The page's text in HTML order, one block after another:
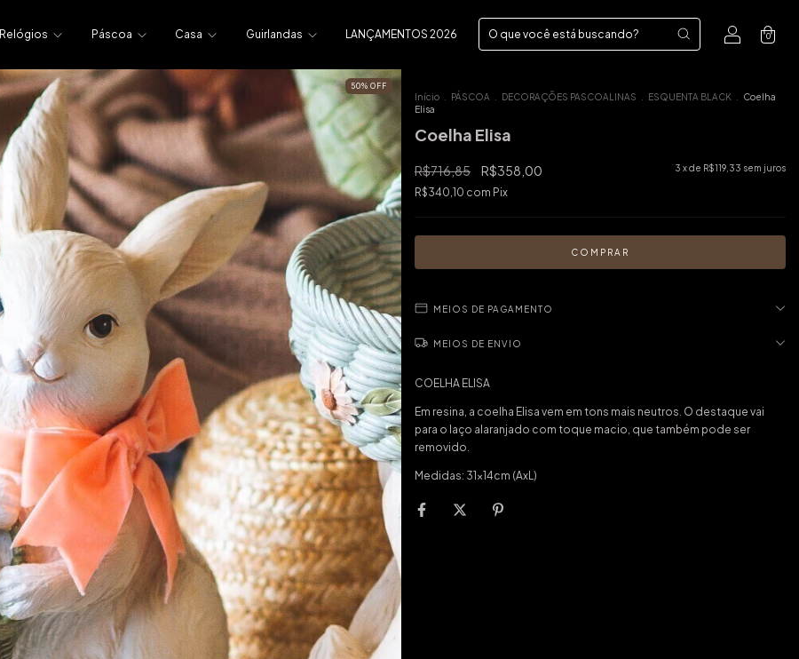
Relógios Páscoa Casa Guirlandas LANÇAMENTOS 2026 0
50% OFF
Início PÁSCOA DECORAÇÕES PASCOALINAS ESQUENTA BLACK
Coelha
Elisa
Coelha Elisa
R$716,85 R$358,00 3 x de R$119,33 sem juros
R$340,10 com Pix
MEIOS DE PAGAMENTO
MEIOS DE ENVIO
COELHA ELISA
Em resina, a coelha Elisa vem em tons mais neutros. O destaque vai
para o laço alaranjado com toque macio, que também pode ser
removido.
Medidas: 31x14cm (AxL)